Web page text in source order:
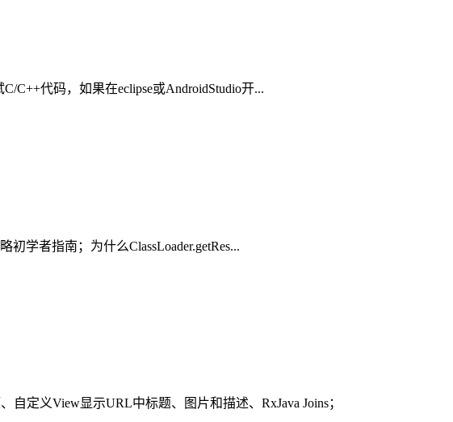
C++代码，如果在eclipse或AndroidStudio开...
学者指南；为什么ClassLoader.getRes...
定义View显示URL中标题、图片和描述、RxJava Joins；